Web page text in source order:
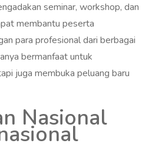
seminar, workshop, dan
membantu peserta
para profesional dari berbagai
bermanfaat untuk
juga membuka peluang baru
Nasional